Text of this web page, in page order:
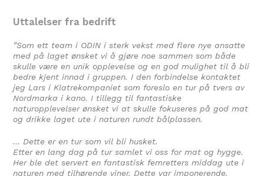
Uttalelser fra bedrift
”Som ett team i ODIN i sterk vekst med flere nye ansatte
med på laget ønsket vi å gjøre noe sammen som både
skulle være en unik opplevelse og en god mulighet til å bli
bedre kjent innad i gruppen. I den forbindelse kontaktet
jeg Lars i Klatrekompaniet som foreslo en tur på tvers av
Nordmarka i kano. I tillegg til fantastiske
naturopplevelser ønsket vi at skulle fokuseres på god mat
og drikke laget ute i naturen rundt bålplassen.
… Dette er en tur som vil bli husket.
Etter en lang dag på tur samlet vi oss for mat og hygge.
Her ble det servert en fantastisk femretters middag ute i
naturen med tilhørende viner. Dette var imponerende.